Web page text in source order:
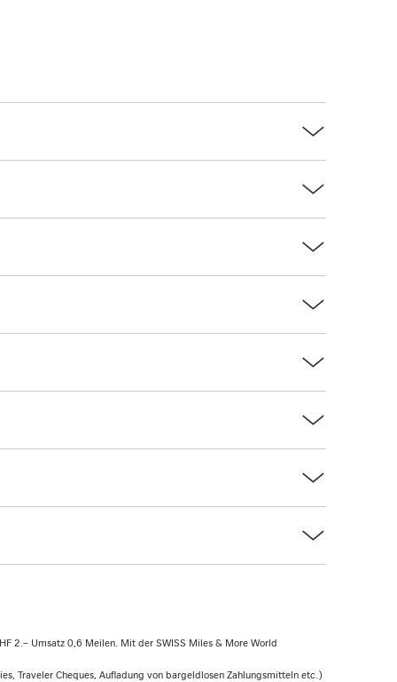
2.– Umsatz 0,6 Meilen. Mit der SWISS Miles & More World
Traveler Cheques, Aufladung von bargeldlosen Zahlungsmitteln etc.)